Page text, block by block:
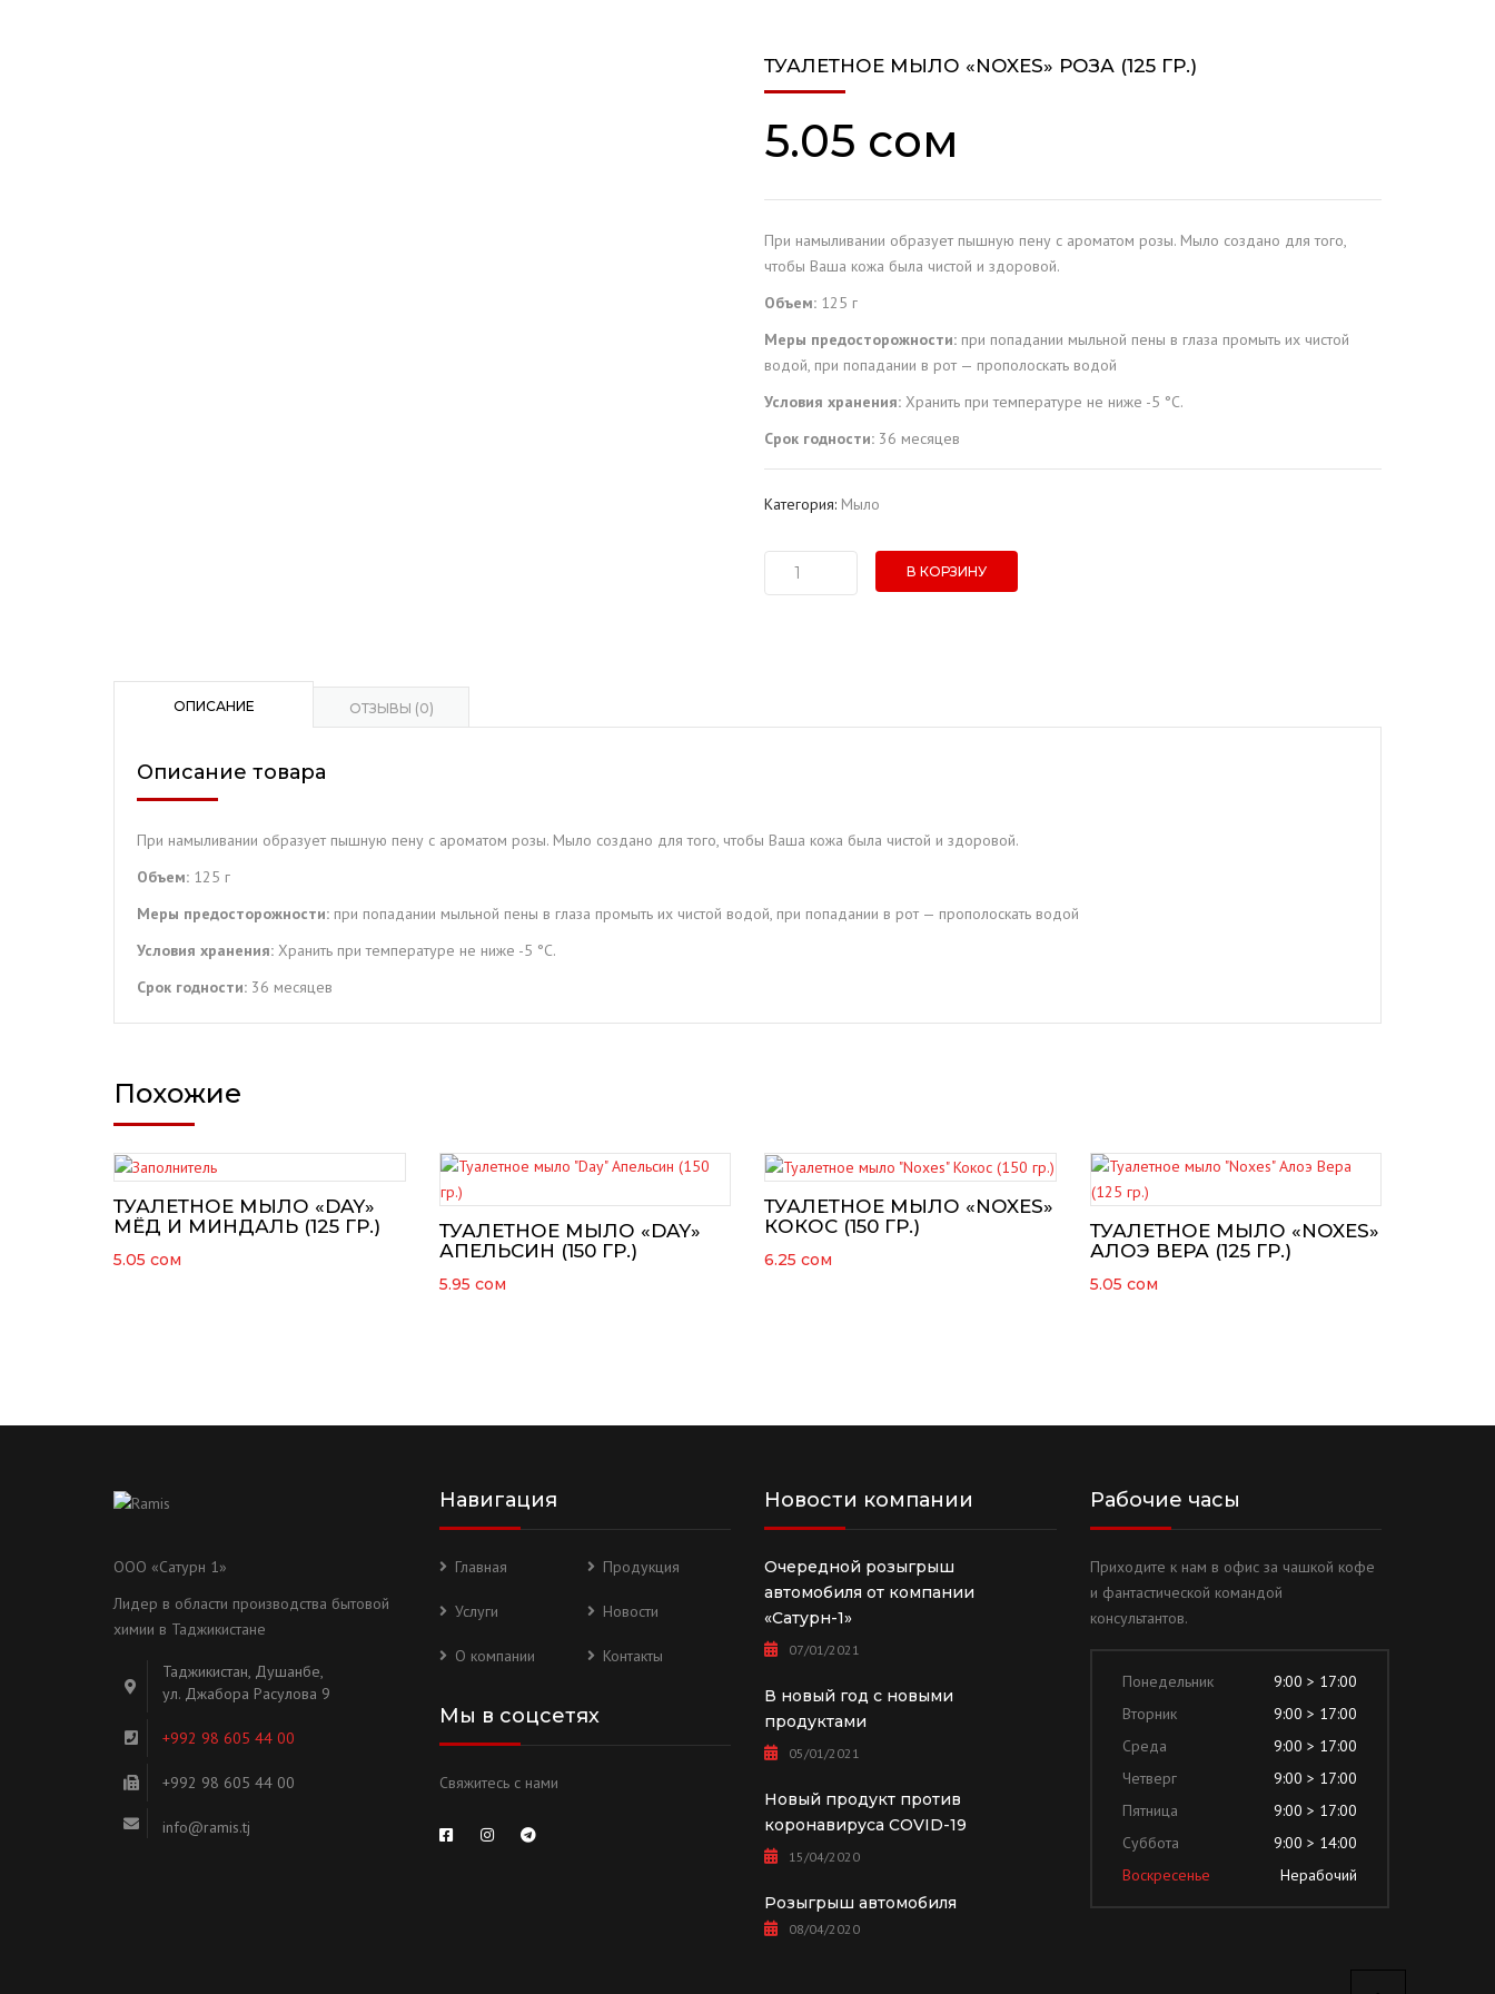
ТУАЛЕТНОЕ МЫЛО «NOXES» РОЗА (125 ГР.)
5.05 сом
При намыливании образует пышную пену с ароматом розы. Мыло создано для того,
чтобы Ваша кожа была чистой и здоровой.
Объем: 125 г
Меры предосторожности: при попадании мыльной пены в глаза промыть их чистой
водой, при попадании в рот — прополоскать водой
Условия хранения: Хранить при температуре не ниже -5 °C.
Срок годности: 36 месяцев
Категория: Мыло
Количество
(125
В КОРЗИНУ
ОПИСАНИЕ ОТЗЫВЫ (0)
Описание товара
При намыливании образует пышную пену с ароматом розы. Мыло создано для того, чтобы Ваша кожа была чистой и здоровой.
Объем: 125 г
Меры предосторожности: при попадании мыльной пены в глаза промыть их чистой водой, при попадании в рот — прополоскать водой
Условия хранения: Хранить при температуре не ниже -5 °C.
Срок годности: 36 месяцев
Похожие
ТУАЛЕТНОЕ МЫЛО «DAY»
МЁД И МИНДАЛЬ (125 ГР.)
5.05 сом
ТУАЛЕТНОЕ МЫЛО «DAY»
АПЕЛЬСИН (150 ГР.)
5.95 сом
ТУАЛЕТНОЕ МЫЛО «NOXES»
КОКОС (150 ГР.)
6.25 сом
ТУАЛЕТНОЕ МЫЛО «NOXES»
АЛОЭ ВЕРА (125 ГР.)
5.05 сом
ООО «Сатурн 1»
Лидер в области производства бытовой
химии в Таджикистане
Таджикистан, Душанбе,
ул. Джабора Расулова 9
+992 98 605 44 00
+992 98 605 44 00
info@ramis.tj
Навигация
Главная Продукция
Услуги Новости
О компании Контакты
Мы в соцсетях
Свяжитесь с нами
Новости компании
Очередной розыгрыш
автомобиля от компании
«Сатурн-1»
07/01/2021
В новый год с новыми
продуктами
05/01/2021
Новый продукт против
коронавируса COVID-19
15/04/2020
Розыгрыш автомобиля
08/04/2020
Рабочие часы
Приходите к нам в офис за чашкой кофе
и фантастической командой
консультантов.
Понедельник
9:00 > 17:00
Вторник
9:00 > 17:00
Среда
9:00 > 17:00
Четверг
9:00 > 17:00
Пятница
9:00 > 17:00
Суббота
9:00 > 14:00
Воскресенье
Нерабочий